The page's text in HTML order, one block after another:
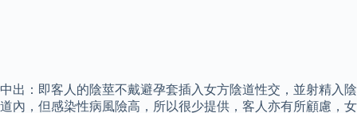
中出：即客人的陰莖不戴避孕套插入女方陰道性交，並射精入陰
道內，但感染性病風險高，所以很少提供，客人亦有所顧慮，女